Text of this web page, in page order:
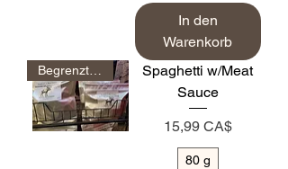
In den
Warenkorb
Spaghetti w/Meat
Sauce
Preis
15,99 CA$
80 g